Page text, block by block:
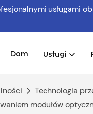
usługami
Dom Usługi
Technologia
modułów